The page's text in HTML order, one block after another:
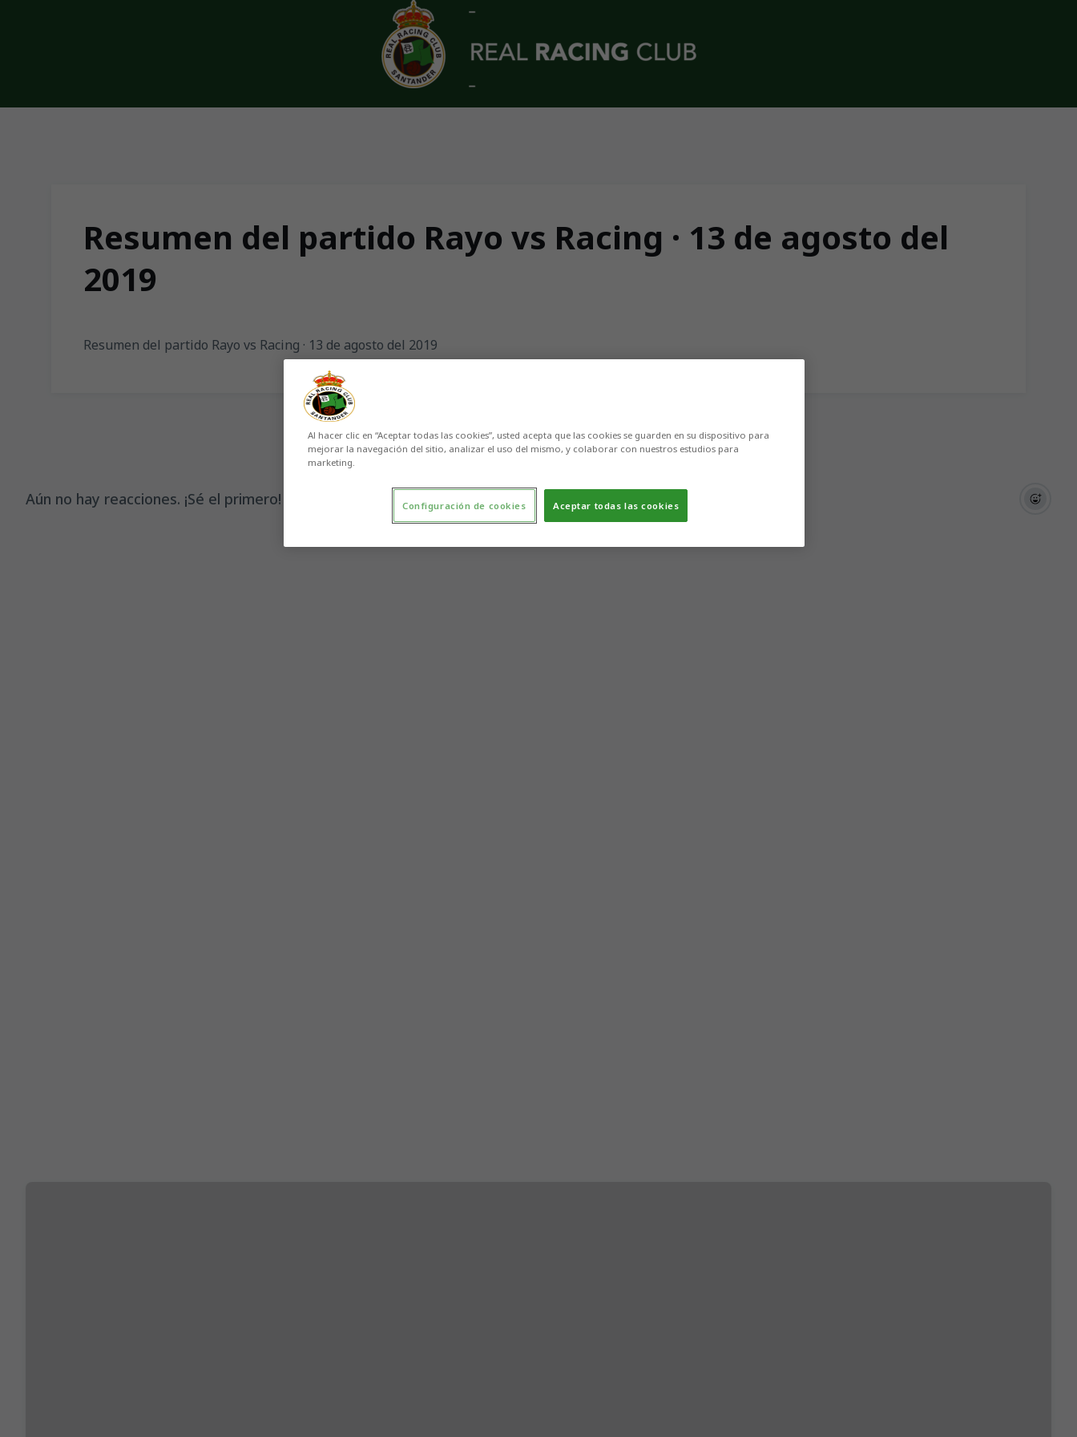
Skip to main content
Resumen del partido Rayo vs Racing · 13 de agosto del
2019
Resumen del partido Rayo vs Racing · 13 de agosto del 2019
Aún no hay reacciones. ¡Sé el primero!
Al hacer clic en “Aceptar todas las cookies”, usted acepta que las cookies se guarden en su dispositivo para
mejorar la navegación del sitio, analizar el uso del mismo, y colaborar con nuestros estudios para
marketing.
Aceptar todas las cookies
Configuración de cookies